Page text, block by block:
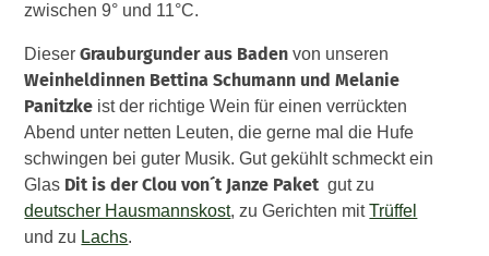
zwischen 9° und 11°C.
DieserGrauburgunder aus Baden von unseren
Weinheldinnen Bettina Schumann und Melanie
Panitzke ist der richtige Wein für einen verrückten
Abend unter netten Leuten, die gerne mal die Hufe
schwingen bei guter Musik. Gut gekühlt schmeckt ein
Glas Dit is der Clou von´t Janze Paket gut zu
deutscher Hausmannskost, zu Gerichten mitTrüffel
und zu Lachs.